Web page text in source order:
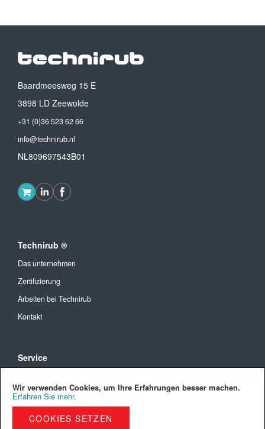
Wir verwenden Cookies, um Ihre Erfahrungen besser machen.
Erfahren Sie mehr.
COOKIES SETZEN
Baardmeesweg 15 E
3898 LD Zeewolde
+31 (0)36 523 62 66
info@technirub.nl
NL809697543B01
Technirub ®
Das unternehmen
Zertifizierung
Arbeiten bei Technirub
Kontakt
Service
Versandkosten und Lieferung